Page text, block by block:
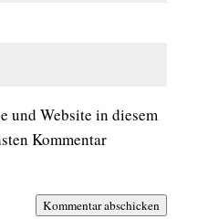
und Website in diesem
Kommentar
Kommentar abschicken